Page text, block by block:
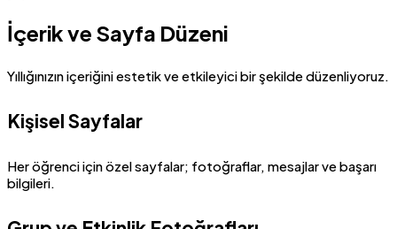
İçerik ve Sayfa Düzeni
Yıllığınızın içeriğini estetik ve etkileyici bir şekilde düzenliyoruz.
Kişisel Sayfalar
Her öğrenci için özel sayfalar; fotoğraflar, mesajlar ve başarı
bilgileri.